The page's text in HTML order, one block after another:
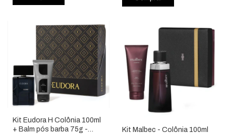
Kit Eudora H Colônia 100ml
+ Balm pós barba 75g -
Kit Malbec - Colônia 100ml